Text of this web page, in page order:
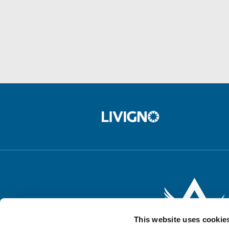
This website uses